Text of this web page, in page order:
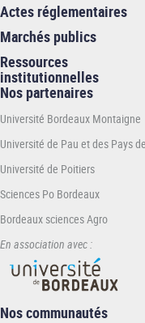
Actes réglementaires
Marchés publics
Ressources
institutionnelles
Nos partenaires
Université Bordeaux Montaigne
Université de Pau et des Pays
Université de Poitiers
Sciences Po Bordeaux
Bordeaux sciences Agro
En association avec :
Nos communautés